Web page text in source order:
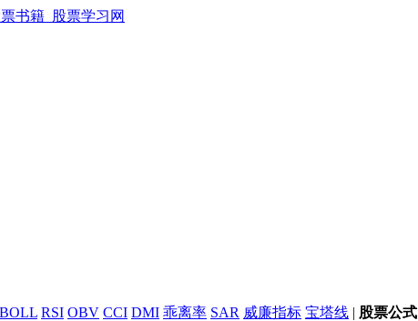
BOLL RSI OBV CCI DMI 乖离率 SAR 威廉指标 宝塔线 | 股票公式